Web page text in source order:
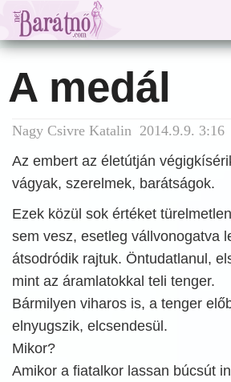
A medál
Nagy Csivre Katalin 2014.9.9. 3:16
Az embert az életútján
vágyak, szerelmek, barátságok.
Ezek közül sok értéket
sem vesz, esetleg vállvonogatva
átsodródik rajtuk. Öntudatlanul,
mint az áramlatokkal teli tenger.
Bármilyen viharos is, a tenger
elnyugszik, elcsendesül.
Mikor?
Amikor a fiatalkor lassan búcsút